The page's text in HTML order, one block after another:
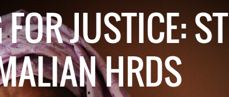
JUSTICE:
HRDS